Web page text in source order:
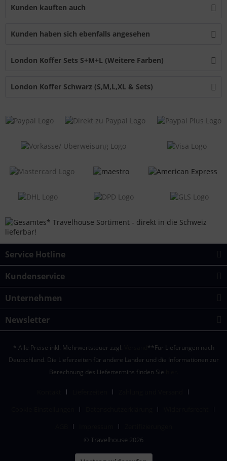
Kunden kauften auch
Kunden haben sich ebenfalls angesehen
London Koffer Sets S+M+L (Weitere Farben)
London Koffer Schwarz (S,M,L,XL & Sets)
Service Hotline
Kundenservice
Unternehmen
Newsletter
* Alle Preise inkl. Mehrwertsteuer zzgl.
**Für Lieferungen nach
Deutschland. Die Lieferzeiten für andere Länder und die Informationen zur
Berechnung des Liefertermins finden Sie
© Travelhouse 2026